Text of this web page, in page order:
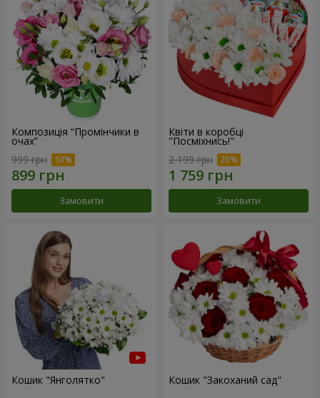
Композиція “Промінчики в
очах”
999 грн
Замовити
Квіти в коробці
"Посміхнись!"
2 199 грн
Замовити
Кошик "Янголятко" Кошик "Закоханий сад"